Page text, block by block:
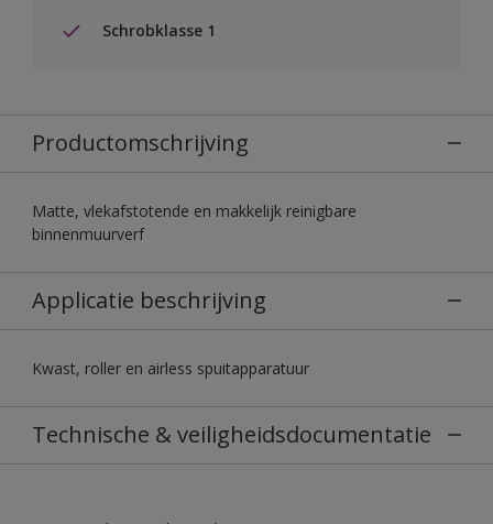
Schrobklasse 1
Productomschrijving
Matte, vlekafstotende en makkelijk reinigbare
binnenmuurverf
Applicatie beschrijving
Kwast, roller en airless spuitapparatuur
Technische & veiligheidsdocumentatie